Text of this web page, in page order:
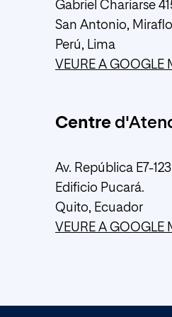
Gabriel Chariarse
San Antonio,
Perú, Lima
VEURE A GOOGLE
Centre
Av. República E7-
Edificio Pucará.
Quito, Ecuador
VEURE A GOOGLE